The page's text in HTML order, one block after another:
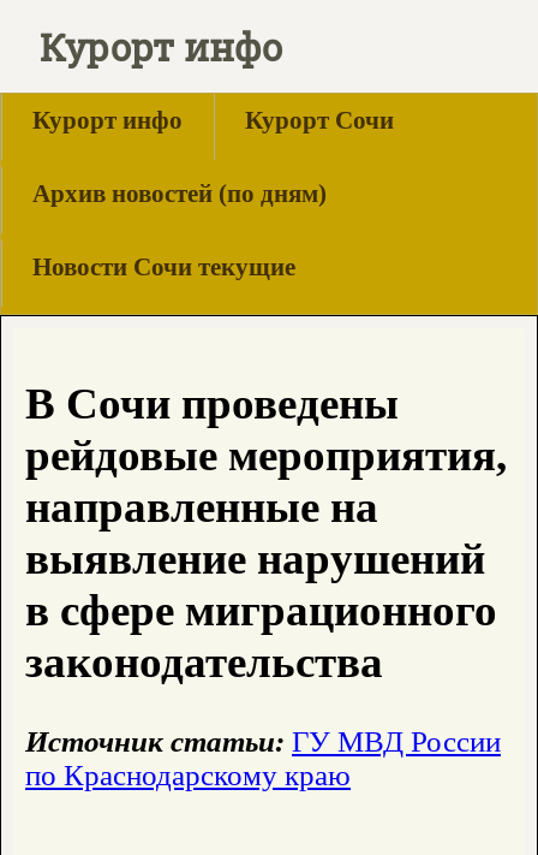
Курорт инфо
Курорт инфо Курорт Сочи
Архив новостей (по дням)
Новости Сочи текущие
В Сочи проведены
рейдовые мероприятия,
направленные на
выявление нарушений
в сфере миграционного
законодательства
Источник статьи: ГУ МВД России
по Краснодарскому краю